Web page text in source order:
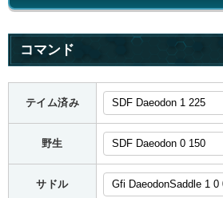
コマンド
テイム済み
野生
サドル